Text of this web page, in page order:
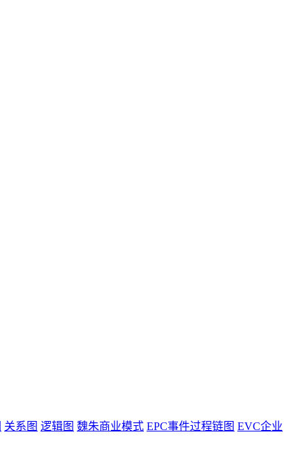
关系图 逻辑图 魏朱商业模式 EPC事件过程链图 EVC企业